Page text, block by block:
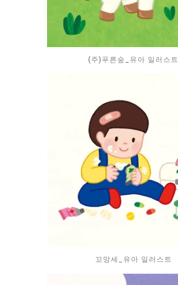
(주)푸른숲_유아 일러스트
꼬망세_유아 일러스트